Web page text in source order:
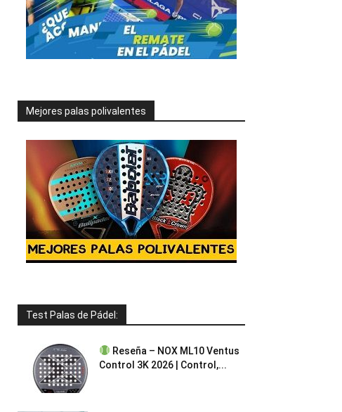
Mejores palas polivalentes
Test Palas de Pádel:
Reseña – NOX ML10 Ventus
Control 3K 2026 | Control,...